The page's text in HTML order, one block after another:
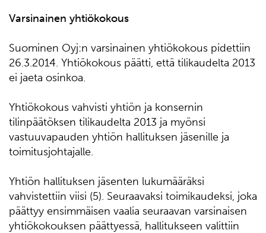
Varsinainen yhtiökokous
Suominen Oyj:n varsinainen yhtiökokous pidettiin
26.3.2014. Yhtiökokous päätti, että tilikaudelta 2013
ei jaeta osinkoa.
Yhtiökokous vahvisti yhtiön ja konsernin
tilinpäätöksen tilikaudelta 2013 ja myönsi
vastuuvapauden yhtiön hallituksen jäsenille ja
toimitusjohtajalle.
Yhtiön hallituksen jäsenten lukumääräksi
vahvistettiin viisi (5). Seuraavaksi toimikaudeksi, joka
päättyy ensimmäisen vaalia seuraavan varsinaisen
yhtiökokouksen päättyessä, hallitukseen valittiin